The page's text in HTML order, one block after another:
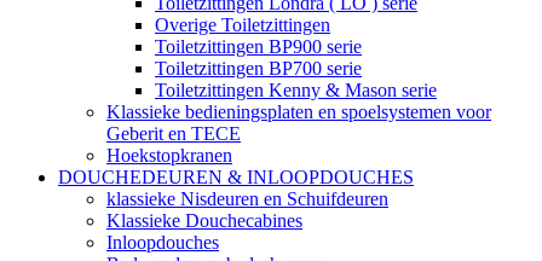
Overige Toiletzittingen
Toiletzittingen BP900 serie
Toiletzittingen BP700 serie
Toiletzittingen Kenny & Mason serie
Klassieke bedieningsplaten en spoelsystemen voor
Geberit en TECE
Hoekstopkranen
DOUCHEDEUREN & INLOOPDOUCHES
klassieke Nisdeuren en Schuifdeuren
Klassieke Douchecabines
Inloopdouches